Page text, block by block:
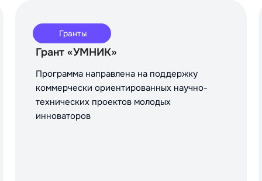
Гранты
Грант «УМНИК»
Программа направлена на поддержку
коммерчески ориентированных научно-
технических проектов молодых
инноваторов